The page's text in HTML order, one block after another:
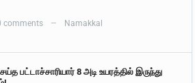
comments — Namakkal
பட்டாச்சாரியார் 8 அடி உயரத்தில் இருந்து